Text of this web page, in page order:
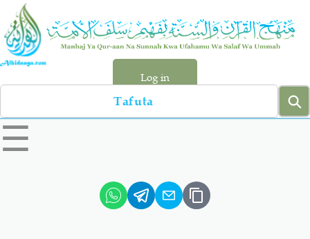
Skip
main
content
Log in
Search
left
sidebar
☰
Hadiyth